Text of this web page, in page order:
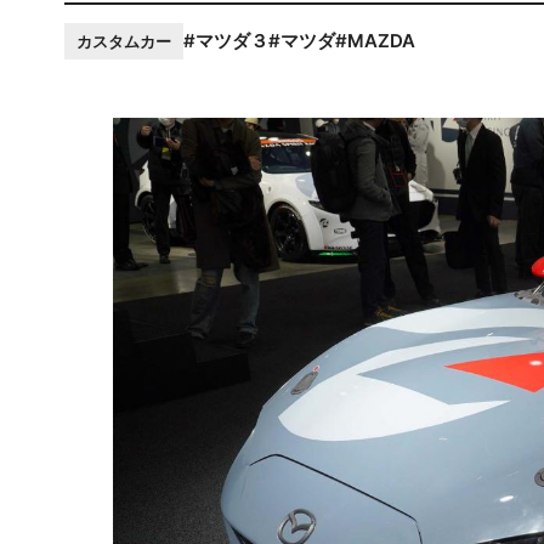
カスタムカー #マツダ３#マツダ#MAZDA